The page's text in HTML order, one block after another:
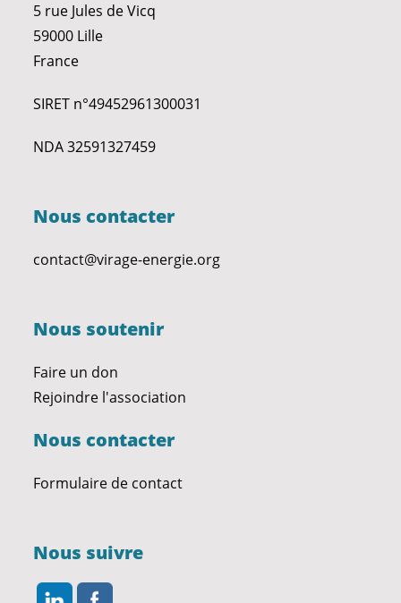
5 rue Jules de Vicq
59000 Lille
France
SIRET n°49452961300031
NDA 32591327459
Nous contacter
contact@virage-energie.org
Nous soutenir
Faire un don
Rejoindre l'association
Nous contacter
Formulaire de contact
Nous suivre